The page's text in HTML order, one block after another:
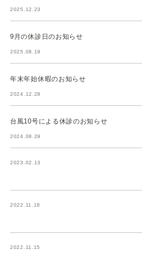
2025.12.23
9月の休診日のお知らせ
2025.08.19
年末年始休暇のお知らせ
2024.12.28
台風10号による休診のお知らせ
2024.08.29
2023.02.13
2022.11.18
2022.11.15